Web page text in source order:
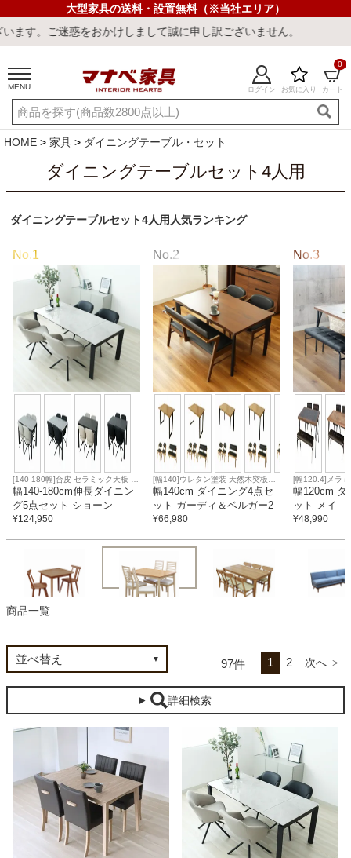
大型家具の送料・設置無料（※当社エリア）
ございません。
MENU ログイン お気に入り カート
0
ご利用ガイド 新規会員登録
店舗一覧 閲覧履歴
よくある質問
キーワード・商品番号で探す
最短発送 冷感ラグ 冷感寝具 ワークデスク ウィルトンラ
カテゴリから探す
ソファ
テレビ台・リビング家具
ダイニングテーブル・セット
食器棚・キッチン収納
ベッド
収納家具
学習机
HOME 家具 ダイニングテーブル・セット
ダイニングテーブルセット4人用
ダイニングテーブルセット4人用人気ランキング
[140-180幅]合皮 セラミック天板 ア
ジャスター 合皮座面
幅140-180cm伸長ダイニン
グ5点セット ショーン
¥124,950
[幅140]ウレタン塗装 天然木突板天
板 アジャスター 合皮座面
幅140cm ダイニング4点セ
ット ガーディ＆ベルガー2
¥66,980
[幅120.4]メラ
ター 合皮座面
幅120cm ダ
ット メイ
¥48,990
2人用セット
商品一覧
97 1 2
詳細検索